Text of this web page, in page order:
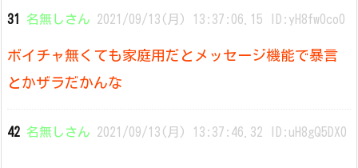
31 名無しさん 2021/09/13(月) 13:37:06.15 ID:yH8fw0co0
ボイチャ無くても家庭用だとメッセージ機能で暴言
とかザラだかんな
42 名無しさん 2021/09/13(月) 13:37:46.32 ID:uH8gQ5DX0